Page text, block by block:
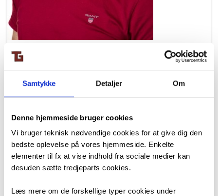
Samtykke Detaljer Om
Denne hjemmeside bruger cookies
Vi bruger teknisk nødvendige cookies for at give dig den
bedste oplevelse på vores hjemmeside. Enkelte
elementer til fx at vise indhold fra sociale medier kan
desuden sætte tredjeparts cookies.
Læs mere om de forskellige typer cookies under